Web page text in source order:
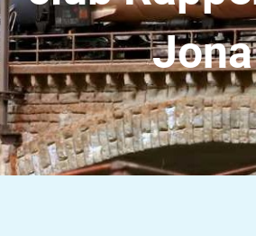
Jona